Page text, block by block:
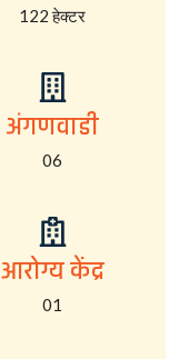
122 हेक्टर
अंगणवाडी
06
आरोग्य केंद्र
01